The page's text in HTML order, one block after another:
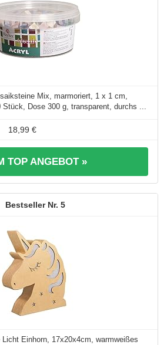
Mix, marmoriert, 1 x 1 cm,
Dose 300 g, transparent, durchs ...
18,99 €
TOP ANGEBOT »
5
Licht Einhorn, 17x20x4cm, warmweißes